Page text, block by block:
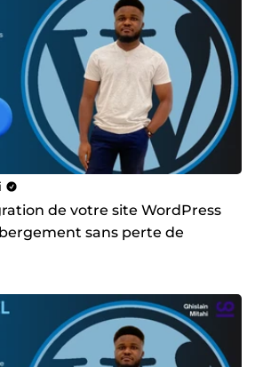
de votre site WordPress
sans perte de